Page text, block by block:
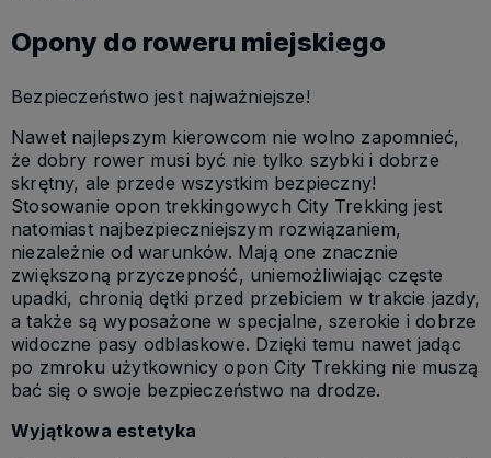
Opony do roweru miejskiego
Bezpieczeństwo jest najważniejsze!
Nawet najlepszym kierowcom nie wolno zapomnieć,
że dobry rower musi być nie tylko szybki i dobrze
skrętny, ale przede wszystkim bezpieczny!
Stosowanie opon trekkingowych City Trekking jest
natomiast najbezpieczniejszym rozwiązaniem,
niezależnie od warunków. Mają one znacznie
zwiększoną przyczepność, uniemożliwiając częste
upadki, chronią dętki przed przebiciem w trakcie jazdy,
a także są wyposażone w specjalne, szerokie i dobrze
widoczne pasy odblaskowe. Dzięki temu nawet jadąc
po zmroku użytkownicy opon City Trekking nie muszą
bać się o swoje bezpieczeństwo na drodze.
Wyjątkowa estetyka